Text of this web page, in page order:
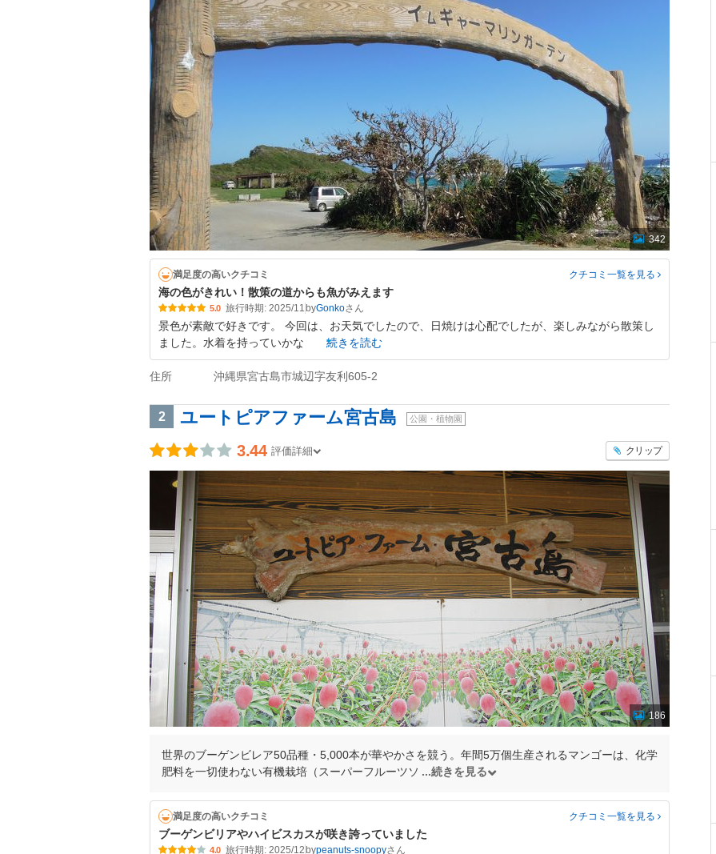
342
満足度の高いクチコミ クチコミ一覧を見る
海の色がきれい！散策の道からも魚がみえます
5.0 旅行時期: 2025/11 byGonko
景色が素敵で好きです。 今回は、お天気でしたので、日焼けは心配でしたが、楽しみながら散策し
ました。水着を持っていかな
続きを読む
住所 沖縄県宮古島市城辺字友利605-2
2 ユートピアファーム宮古島 公園・植物園
3.44 評価詳細 クリップ
186
世界のブーゲンビレア50品種・5,000本が華やかさを競う。年間5万個生産されるマンゴーは、化学
肥料を一切使わない有機栽培（スーパーフルーツソ
続きを見る
満足度の高いクチコミ クチコミ一覧を見る
ブーゲンビリアやハイビスカスが咲き誇っていました
4.0 旅行時期: 2025/12 bypeanuts-snoopy